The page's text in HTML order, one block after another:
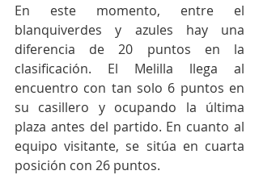
En este momento, entre el
blanquiverdes y azules hay una
diferencia de 20 puntos en la
clasificación. El Melilla llega al
encuentro con tan solo 6 puntos en
su casillero y ocupando la última
plaza antes del partido. En cuanto al
equipo visitante, se sitúa en cuarta
posición con 26 puntos.